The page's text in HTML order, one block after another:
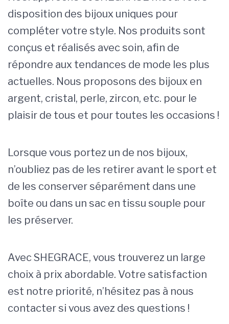
disposition des bijoux uniques pour
compléter votre style. Nos produits sont
conçus et réalisés avec soin, afin de
répondre aux tendances de mode les plus
actuelles. Nous proposons des bijoux en
argent, cristal, perle, zircon, etc. pour le
plaisir de tous et pour toutes les occasions !
Lorsque vous portez un de nos bijoux,
n’oubliez pas de les retirer avant le sport et
de les conserver séparément dans une
boîte ou dans un sac en tissu souple pour
les préserver.
Avec SHEGRACE, vous trouverez un large
choix à prix abordable. Votre satisfaction
est notre priorité, n’hésitez pas à nous
contacter si vous avez des questions !